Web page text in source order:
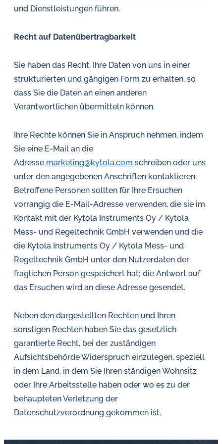
und Dienstleistungen führen.
Recht auf Datenübertragbarkeit
Sie haben das Recht, Ihre Daten von uns in einer
strukturierten und gängigen Form zu erhalten, so
dass Sie die Daten an einen anderen
Verantwortlichen übermitteln können.
Ihre Rechte können Sie in Anspruch nehmen, indem
Sie eine E-Mail an die
Adresse marketing@kytola.com schreiben oder uns
unter den angegebenen Anschriften kontaktieren.
Betroffene Personen sollten für Ihre Ersuchen
vorrangig die E-Mail-Adresse verwenden, die sie im
Kontakt mit der Kytola Instruments Oy / Kytola
Mess- und Regeltechnik GmbH verwenden und die
die Kytola Instruments Oy / Kytola Mess- und
Regeltechnik GmbH unter den Nutzerdaten der
fraglichen Person gespeichert hat; die Antwort auf
das Ersuchen wird an diese Adresse gesendet.
Neben den dargestellten Rechten und Ihren
sonstigen Rechten haben Sie das gesetzlich
garantierte Recht, bei der zuständigen
Aufsichtsbehörde Widerspruch einzulegen, speziell
in dem Land, in dem Sie Ihren ständigen Wohnsitz
oder Ihre Arbeitsstelle haben oder wo es zu der
behaupteten Verletzung der
Datenschutzverordnung gekommen ist.